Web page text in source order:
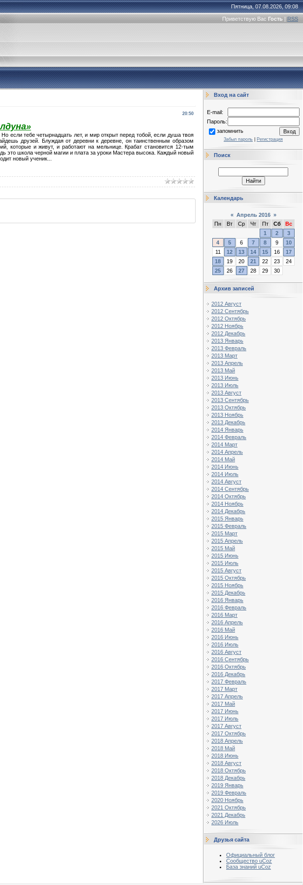
Пятница, 07.08.2026, 09:08
Приветствую Вас Гость | RSS
20:50
если тебе четырнадцать лет, и мир открыт перед тобой, если душа твоя
друзей. Блуждая от деревни к деревне, он таинственным образом
которые и живут, и работают на мельнице. Крабат становится 12-тым
это школа черной магии и плата за уроки Мастера высока. Каждый новый
новый ученик...
Вход на сайт
E-mail:
Пароль:
запомнить
Забыл пароль Регистрация
Поиск
Календарь
« Апрель 2016 »
Пн
Вт Ср Чт Пт Сб
Вс
1
2
3
4
5 6 7 8 9
10
11
12 13 14 15 16
17
18
19 20 21 22 23
24
25
26 27 28 29 30
Архив записей
2012 Август
2012 Сентябрь
2012 Октябрь
2012 Ноябрь
2012 Декабрь
2013 Январь
2013 Февраль
2013 Март
2013 Апрель
2013 Май
2013 Июнь
2013 Июль
2013 Август
2013 Сентябрь
2013 Октябрь
2013 Ноябрь
2013 Декабрь
2014 Январь
2014 Февраль
2014 Март
2014 Апрель
2014 Май
2014 Июнь
2014 Июль
2014 Август
2014 Сентябрь
2014 Октябрь
2014 Ноябрь
2014 Декабрь
2015 Январь
2015 Февраль
2015 Март
2015 Апрель
2015 Май
2015 Июнь
2015 Июль
2015 Август
2015 Октябрь
2015 Ноябрь
2015 Декабрь
2016 Январь
2016 Февраль
2016 Март
2016 Апрель
2016 Май
2016 Июнь
2016 Июль
2016 Август
2016 Сентябрь
2016 Октябрь
2016 Декабрь
2017 Февраль
2017 Март
2017 Апрель
2017 Май
2017 Июнь
2017 Июль
2017 Август
2017 Октябрь
2018 Апрель
2018 Май
2018 Июнь
2018 Август
2018 Октябрь
2018 Декабрь
2019 Январь
2019 Февраль
2020 Ноябрь
2021 Октябрь
2021 Декабрь
2026 Июль
Друзья сайта
Официальный блог
Сообщество uCoz
База знаний uCoz